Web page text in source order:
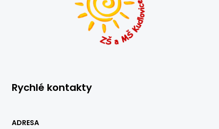
Rychlé kontakty
ADRESA